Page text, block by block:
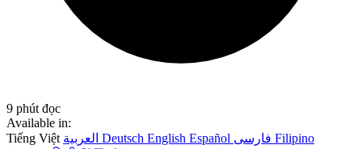
9 phút đọc
Available in:
Tiếng Việt
Deutsch English Español
Filipino